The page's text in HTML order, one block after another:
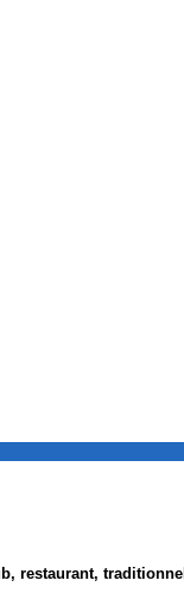
restaurant, traditionnel